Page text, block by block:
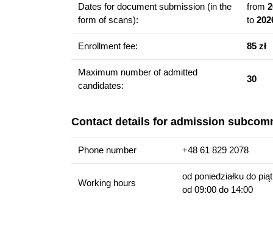
Posiada wiedzę, kompetencje, umiejętności do
jednostkowych i społecznych oraz planowania
sytuacjach społecznych dotyczących
Posiada umiejętności i kompetencje
Posiada umiejętności i kompetencje
zakresie mediacji i interwencji kryzysowej w
Posiada kompetencje autokreacyjne
Dates for document submission (in the
form of scans):
from
to
Enrollment fee: 85 zł
Maximum number of admitted
candidates:
30
Contact details for admission
Phone number +48 61 829 2078
Working hours
od poniedziałku do
od 09:00 do 14:00